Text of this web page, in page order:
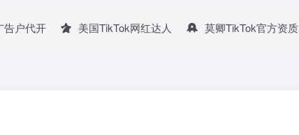
告户代开 美国TikTok网红达人 莫卿TikTok官方资质